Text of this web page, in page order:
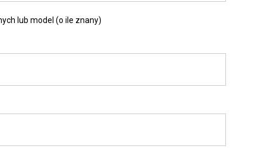
lub model (o ile znany)